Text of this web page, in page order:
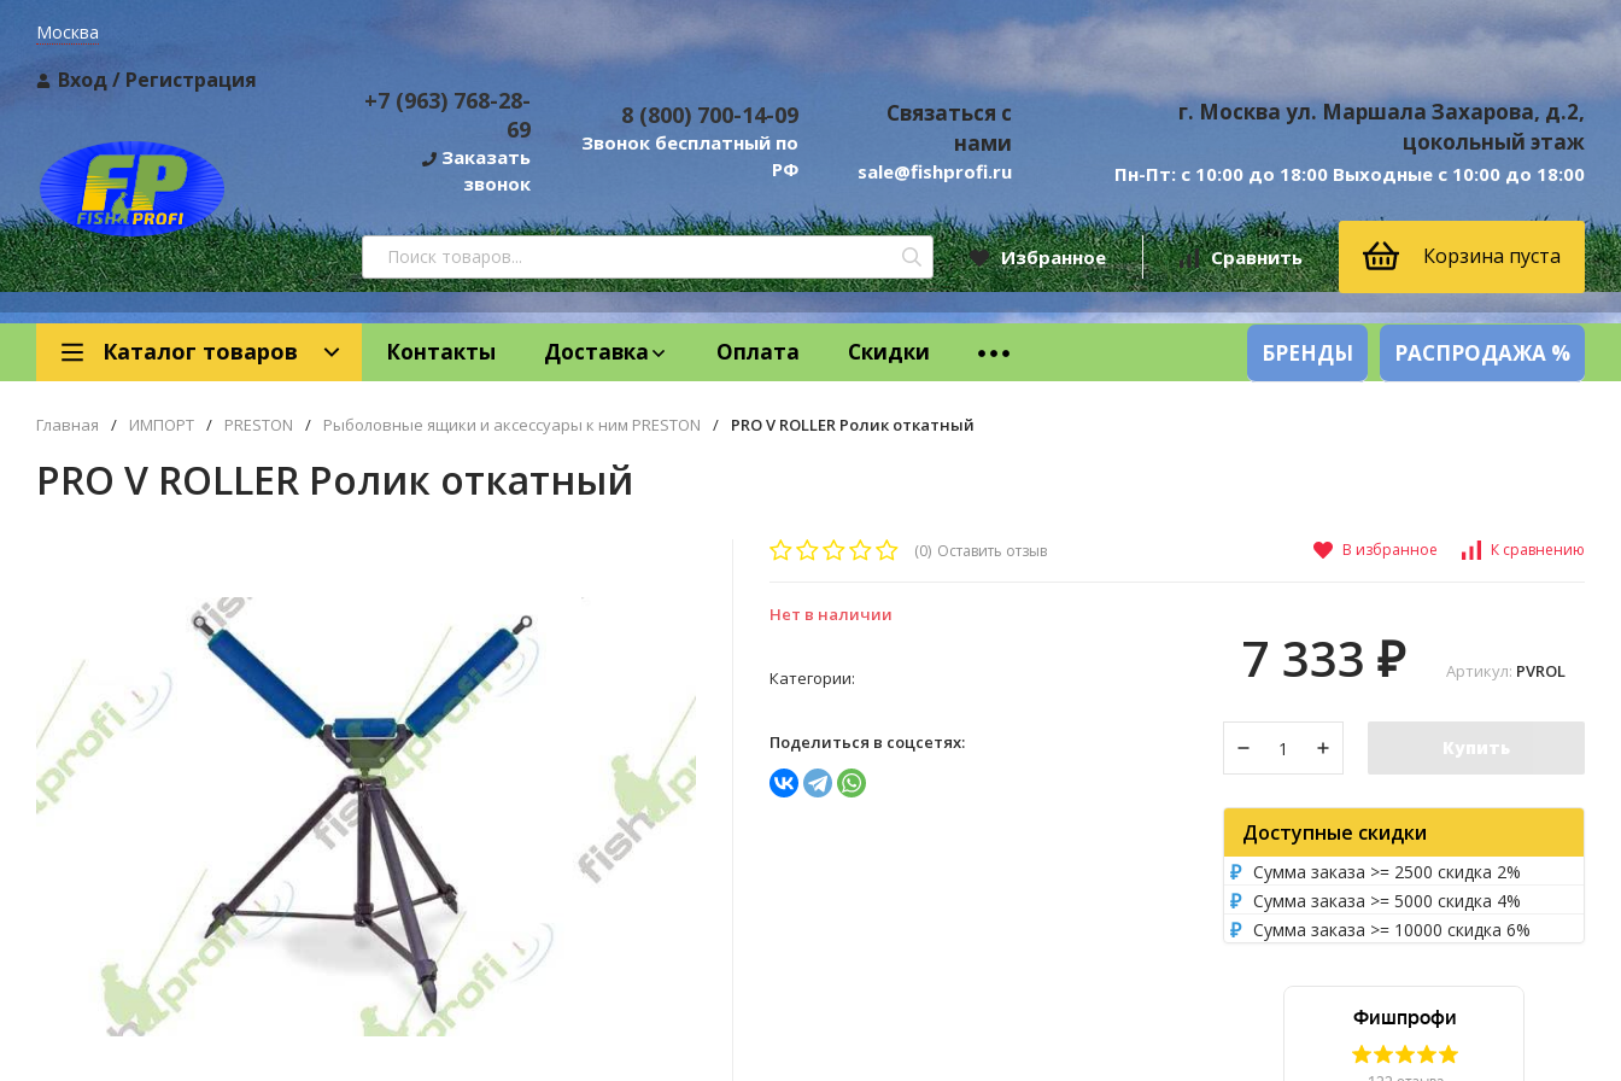
Москва
Вход/ Регистрация
+7 (963) 768-28-
69
Заказать
звонок
8 (800) 700-14-09
Звонок бесплатный по
РФ
Связаться с
нами
sale@fishprofi.ru
г. Москва ул. Маршала Захарова, д.2,
цокольный этаж
Пн-Пт: с 10:00 до 18:00 Выходные с 10:00 до 18:00
Избранное Сравнить Корзина пуста
Каталог товаров Контакты Доставка Оплата Скидки БРЕНДЫ РАСПРОДАЖА %
Главная / ИМПОРТ / PRESTON / Рыболовные ящики и аксессуары к ним PRESTON / PRO V ROLLER Ролик откатный
PRO V ROLLER Ролик откатный
(0) Оставить отзыв В избранное К сравнению
Нет в наличии
Категории:
Поделиться в соцсетях:
Артикул: PVROL
7 333₽
Купить
Доступные скидки
Сумма заказа >= 2500 скидка 2%
Сумма заказа >= 5000 скидка 4%
Сумма заказа >= 10000 скидка 6%